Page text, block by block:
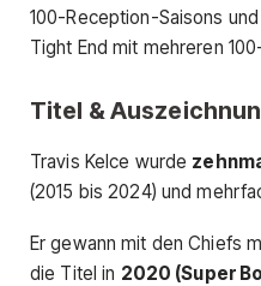
100-Reception-Saisons
Tight End mit mehreren
Titel &
Travis Kelce wurde
(2015 bis 2024) und
Er gewann mit den Chiefs
die Titel in 2020 (Super